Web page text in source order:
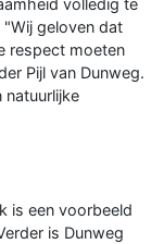
"Wij geloven dat
respect moeten
Pijl van Dunweg.
natuurlijke
is een voorbeeld
is Dunweg